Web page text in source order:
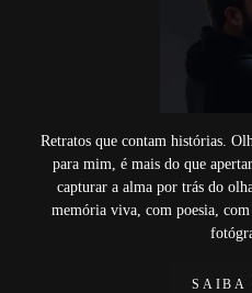
Retratos que contam histórias.
para mim, é mais do que
capturar a alma por trás do
memória viva, com poesia,
SAIBA